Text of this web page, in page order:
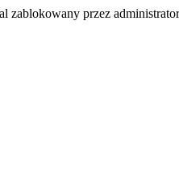
zablokowany przez